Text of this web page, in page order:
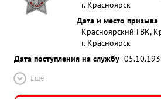
г. Красноярск
Дата и место призыва
Красноярский ГВК,
г. Красноярск
Дата поступления на службу
Ещё